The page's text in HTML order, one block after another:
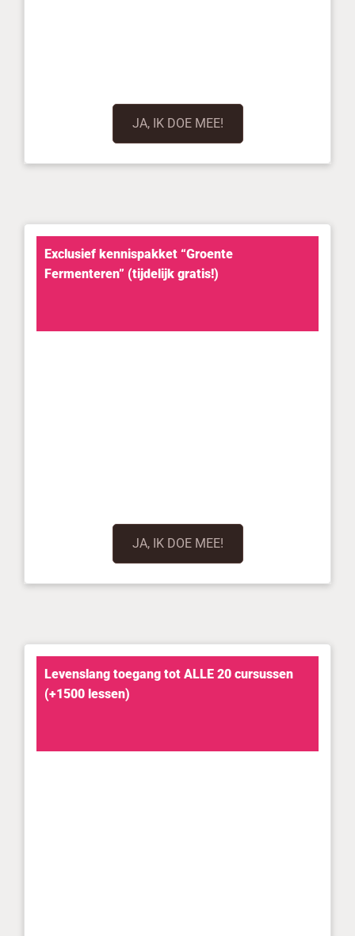
JA, IK DOE MEE!
Exclusief kennispakket “Groente
Fermenteren” (tijdelijk gratis!)
JA, IK DOE MEE!
Levenslang toegang tot ALLE 20 cursussen
(+1500 lessen)